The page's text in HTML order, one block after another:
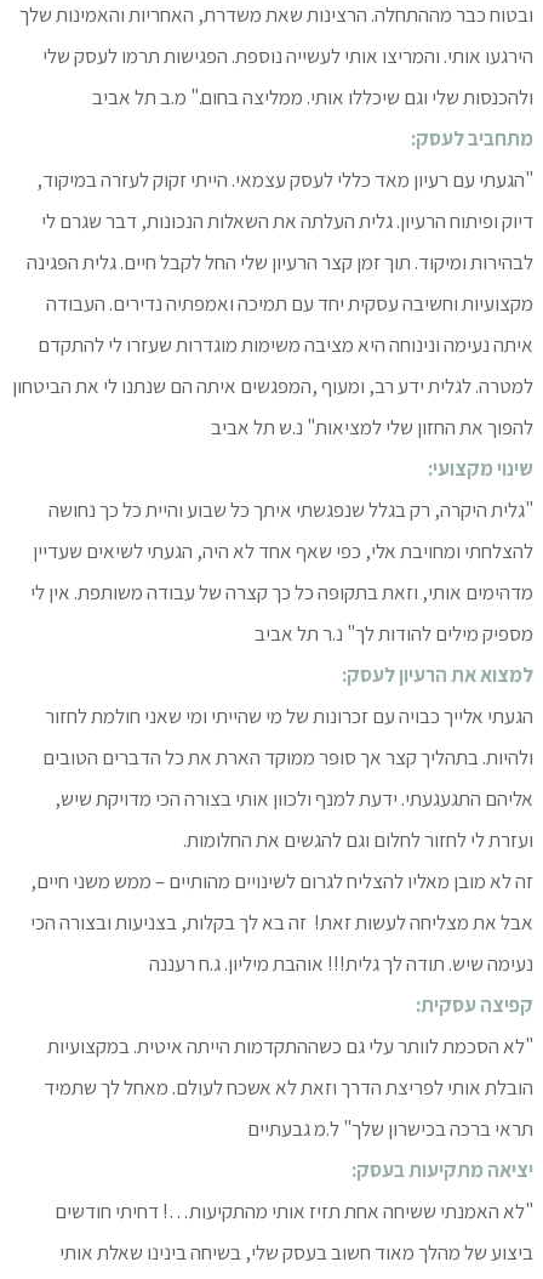
ובטוח כבר מההתחלה. הרצינות שאת משדרת, האחריות והאמינות שלך
הירגעו אותי. והמריצו אותי לעשייה נוספת. הפגישות תרמו לעסק שלי
ולהכנסות שלי וגם שיכללו אותי. ממליצה בחום." מ.ב תל אביב
מתחביב לעסק:
"הגעתי עם רעיון מאד כללי לעסק עצמאי. הייתי זקוק לעזרה במיקוד,
דיוק ופיתוח הרעיון. גלית העלתה את השאלות הנכונות, דבר שגרם לי
לבהירות ומיקוד. תוך זמן קצר הרעיון שלי החל לקבל חיים. גלית הפגינה
מקצועיות וחשיבה עסקית יחד עם תמיכה ואמפתיה נדירים. העבודה
איתה נעימה ונינוחה היא מציבה משימות מוגדרות שעזרו לי להתקדם
למטרה. לגלית ידע רב, ומעוף ,המפגשים איתה הם שנתנו לי את הביטחון
להפוך את החזון שלי למציאות" נ.ש תל אביב
שינוי מקצועי:
"גלית היקרה, רק בגלל שנפגשתי איתך כל שבוע והיית כל כך נחושה
להצלחתי ומחויבת אלי, כפי שאף אחד לא היה, הגעתי לשיאים שעדיין
מדהימים אותי, וזאת בתקופה כל כך קצרה של עבודה משותפת. אין לי
מספיק מילים להודות לך" נ.ר תל אביב
למצוא את הרעיון לעסק:
הגעתי אלייך כבויה עם זכרונות של מי שהייתי ומי שאני חולמת לחזור
ולהיות. בתהליך קצר אך סופר ממוקד הארת את כל הדברים הטובים
אליהם התגעגעתי. ידעת למנף ולכוון אותי בצורה הכי מדויקת שיש,
ועזרת לי לחזור לחלום וגם להגשים את החלומות.
זה לא מובן מאליו להצליח לגרום לשינויים מהותיים – ממש משני חיים,
אבל את מצליחה לעשות זאת! זה בא לך בקלות, בצניעות ובצורה הכי
נעימה שיש. תודה לך גלית!!! אוהבת מיליון. ג.ח רעננה
קפיצה עסקית:
"לא הסכמת לוותר עלי גם כשההתקדמות הייתה איטית. במקצועיות
הובלת אותי לפריצת הדרך וזאת לא אשכח לעולם. מאחל לך שתמיד
תראי ברכה בכישרון שלך" ל.מ גבעתיים
יציאה מתקיעות בעסק:
"לא האמנתי ששיחה אחת תזיז אותי מהתקיעות…! דחיתי חודשים
ביצוע של מהלך מאוד חשוב בעסק שלי, בשיחה בינינו שאלת אותי